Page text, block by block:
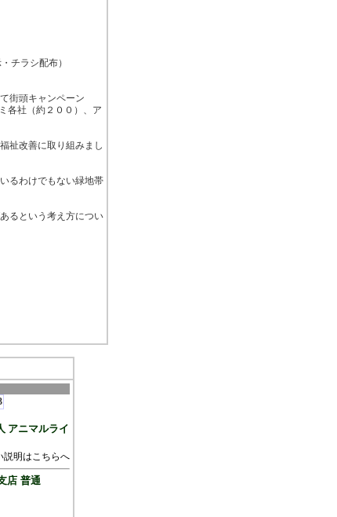
チラシ配布）
街頭キャンペーン
各社（約２００）、ア
祉改善に取り組みまし
るわけでもない緑地帯
るという考え方につい
アニマルライ
説明はこちらへ
店 普通